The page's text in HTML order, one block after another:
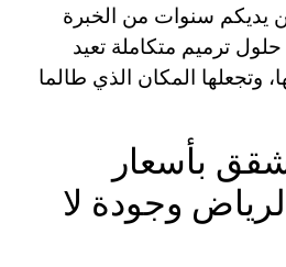
يديكم سنوات من الخبرة
حلول ترميم متكاملة تعيد
وتجعلها المكان الذي طالما
بأسعار
وجودة لا